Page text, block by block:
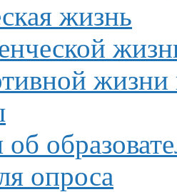
жизнь
жизни
опроса